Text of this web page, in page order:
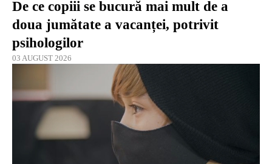
De ce copiii se bucură mai mult de a
doua jumătate a vacanței, potrivit
psihologilor
03 AUGUST 2026